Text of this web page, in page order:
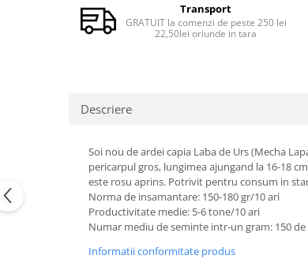
Semințe de Sfeclă
Semințe de Spanac
Semințe de Țelină
Transport
GRATUIT la comenzi de peste 250 lei
22,50lei oriunde in tara
Descriere
Soi nou de ardei capia Laba de Urs (Mecha
pericarpul gros, lungimea ajungand la 16-18
este rosu aprins. Potrivit pentru consum in
Norma de insamantare: 150-180 gr/10 ari
Productivitate medie: 5-6 tone/10 ari
Numar mediu de seminte intr-un gram: 150
Informatii conformitate produs